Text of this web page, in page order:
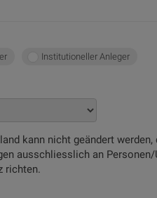
Institutioneller Anleger
kann nicht geändert
ausschliesslich an
richten.